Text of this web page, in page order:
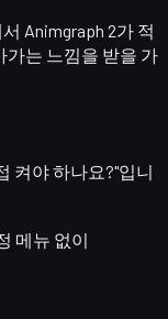
Animgraph 2가 적
가는 느낌을 받을 가
켜야 하나요?"입니
메뉴 없이